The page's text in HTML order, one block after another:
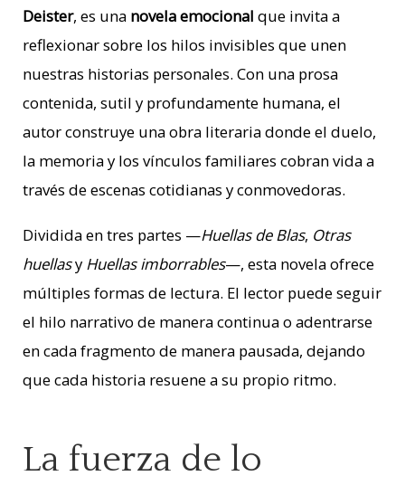
Deister, es una novela emocional que invita a
reflexionar sobre los hilos invisibles que unen
nuestras historias personales. Con una prosa
contenida, sutil y profundamente humana, el
autor construye una obra literaria donde el duelo,
la memoria y los vínculos familiares cobran vida a
través de escenas cotidianas y conmovedoras.
Dividida en tres partes —Huellas de Blas, Otras
huellasy Huellas imborrables—, esta novela ofrece
múltiples formas de lectura. El lector puede seguir
el hilo narrativo de manera continua o adentrarse
en cada fragmento de manera pausada, dejando
que cada historia resuene a su propio ritmo.
La fuerza de lo